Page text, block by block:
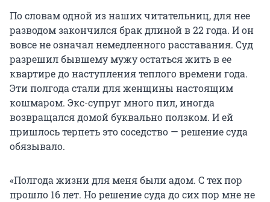
По словам одной из наших читательниц, для нее
разводом закончился брак длиной в22года. И он
вовсе не означал немедленного расставания. Суд
разрешил бывшему мужу остаться жить в ее
квартире до наступления теплого времени года.
Эти полгода стали для женщины настоящим
кошмаром. Экс-супруг много пил, иногда
возвращался домой буквально ползком. И ей
пришлось терпеть это соседство — решение суда
обязывало.
«Полгода жизни для меня были адом. С тех пор
прошло 16 лет. Но решение суда до сих пор мне не